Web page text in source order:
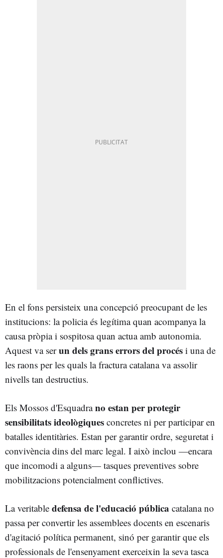
En el fons persisteix una concepció preocupant de les
institucions: la policia és legítima quan acompanya la
causa pròpia i sospitosa quan actua amb autonomia.
Aquest va serun dels grans errors delprocés i una de
les raons per les quals la fractura catalana va assolir
nivells tan destructius.
Els Mossos d'Esquadrano estan per protegir
sensibilitats ideològiques concretes ni per participar en
batalles identitàries. Estan per garantir ordre, seguretat i
convivència dins del marc legal. I això inclou —encara
que incomodi a alguns— tasques preventives sobre
mobilitzacions potencialment conflictives.
La veritable defensa de l'educació pública catalana no
passa per convertir les assemblees docents en escenaris
d'agitació política permanent, sinó per garantir que els
professionals de l'ensenyament exerceixin la seva tasca